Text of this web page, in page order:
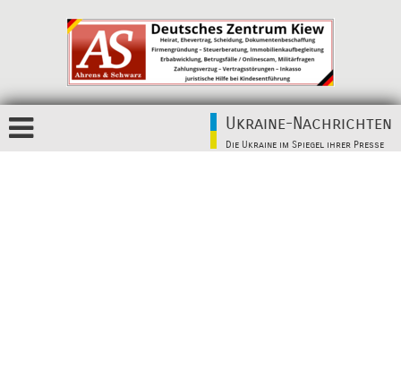
Ukraine-Nachrichten
Die Ukraine im Spiegel ihrer Presse